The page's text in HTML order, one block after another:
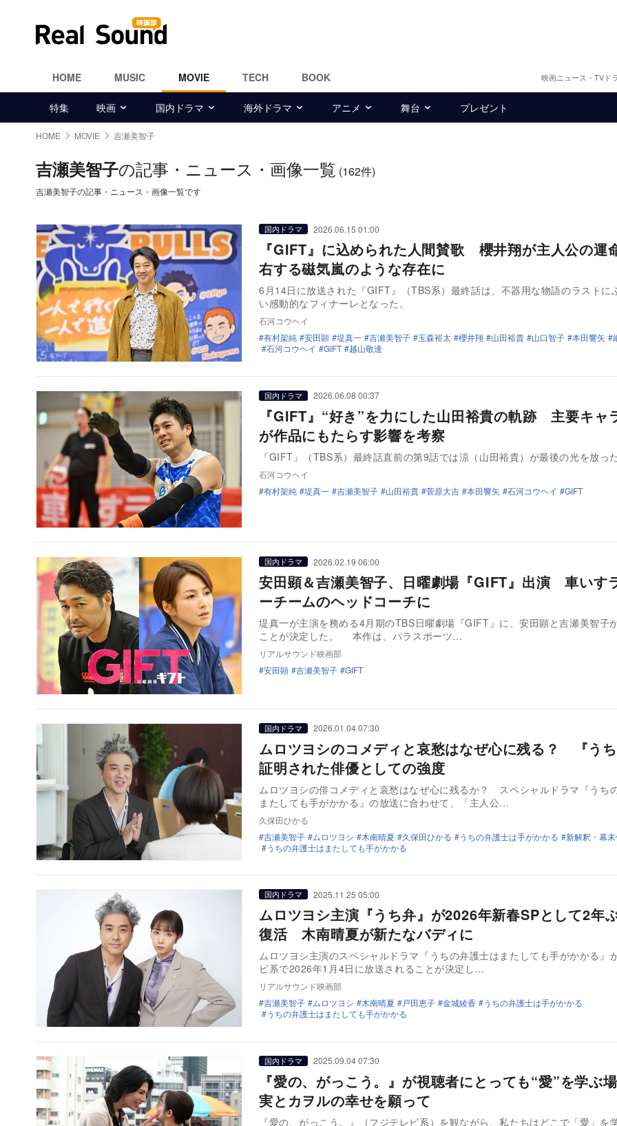
HOME MUSIC MOVIE TECH BOOK 映画ニュース・TVド
特集 映画 国内ドラマ 海外ドラマ アニメ 舞台 プレゼント
HOME MOVIE 吉瀬美智子
吉瀬美智子の記事・ニュース・画像一覧 (162件)
吉瀬美智子の記事・ニュース・画像一覧です
国内ドラマ 2026.06.15 01:00
『GIFT』に込められた人間賛歌 櫻井翔が主人公の運
右する磁気嵐のような存在に
6月14日に放送された『GIFT』（TBS系）最終話は、不器用な物語のラストに
い感動的なフィナーレとなった。
石河コウヘイ
有村架純
安田顕 堤真一 吉瀬美智子 玉森裕太 櫻井翔 山田裕貴 山口智子 本田響矢
石河コウヘイ
GIFT 越山敬達
国内ドラマ 2026.06.08 00:37
『GIFT』“好き”を力にした山田裕貴の軌跡 主要キャ
が作品にもたらす影響を考察
『GIFT』（TBS系）最終話直前の第9話では涼（山田裕貴）が最後の光を放った
石河コウヘイ
有村架純
堤真一 吉瀬美智子 山田裕貴 菅原大吉 本田響矢 石河コウヘイ GIFT
国内ドラマ 2026.02.19 06:00
安田顕＆吉瀬美智子、日曜劇場『GIFT』出演 車いす
ーチームのヘッドコーチに
堤真一が主演を務める4月期のTBS日曜劇場『GIFT』に、安田顕と吉瀬美智子
ことが決定した。 本作は、パラスポーツ…
リアルサウンド映画部
安田顕
吉瀬美智子 GIFT
国内ドラマ 2026.01.04 07:30
ムロツヨシのコメディと哀愁はなぜ心に残る？ 『う
証明された俳優としての強度
ムロツヨシの俳コメディと哀愁はなぜ心に残るか？ スペシャルドラマ『うち
またしても手がかかる』の放送に合わせて、「主人公…
久保田ひかる
吉瀬美智子
ムロツヨシ 木南晴夏 久保田ひかる うちの弁護士は手がかかる
新解釈・幕
うちの弁護士はまたしても手がかかる
国内ドラマ 2025.11.25 05:00
ムロツヨシ主演『うち弁』が2026年新春SPとして2年
復活 木南晴夏が新たなバディに
ムロツヨシ主演のスペシャルドラマ『うちの弁護士はまたしても手がかかる』
ビ系で2026年1月4日に放送されることが決定し…
リアルサウンド映画部
吉瀬美智子
ムロツヨシ 木南晴夏 戸田恵子 金城綾香
うちの弁護士は手がかかる
うちの弁護士はまたしても手がかかる
国内ドラマ 2025.09.04 07:30
『愛の、がっこう。』が視聴者にとっても“愛”を学
実とカヲルの幸せを願って
『愛の、がっこう。』（フジテレビ系）を観ながら、私たちはどこで「愛」を